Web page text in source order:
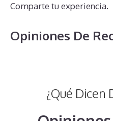
Comparte tu experiencia.
Opiniones De
¿Qué Dicen